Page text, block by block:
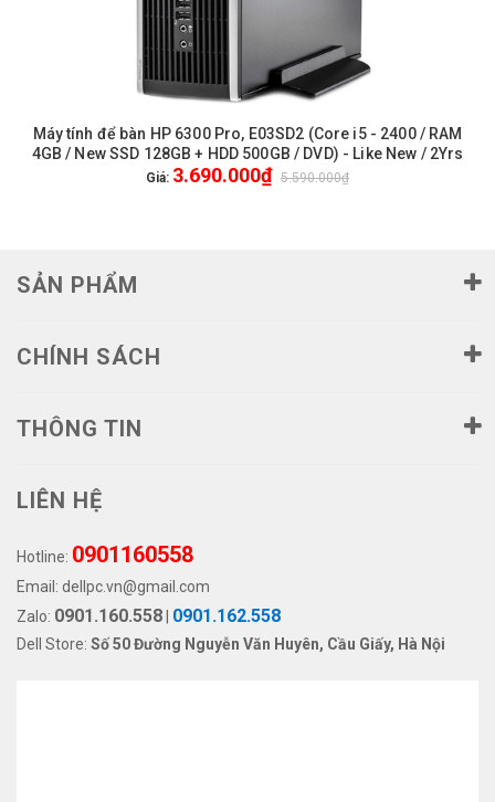
Máy tính để bàn HP 6300 Pro, E03SD2 (Core i5 - 2400 / RAM
4GB / New SSD 128GB + HDD 500GB / DVD) - Like New / 2Yrs
Giá: 3.690.000₫ 5.590.000₫
SẢN PHẨM
CHÍNH SÁCH
THÔNG TIN
LIÊN HỆ
Hotline: 0901160558
Email: dellpc.vn@gmail.com
Zalo: 0901.160.558 0901.162.558
Dell Store: Số 50 Đường Nguyễn Văn Huyên, Cầu Giấy, Hà Nội